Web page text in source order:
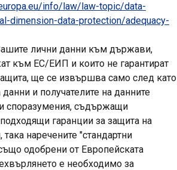
info/law/law-topic/data-
dimension-data-protection/adequacy-
лични данни към държави,
към ЕС/ЕИП и които не гарантират
ще се извършва само след като
и получателите на данните
споразумения, съдържащи
гаранции за защита на
наречените "стандартни
одобрени от Европейската
е необходимо за